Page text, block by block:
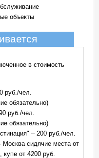
объекты
в стоимость
руб./чел.
обязательно)
руб./чел.
обязательно)
– 200 руб./чел.
сидячие места от
купе от 4200 руб.